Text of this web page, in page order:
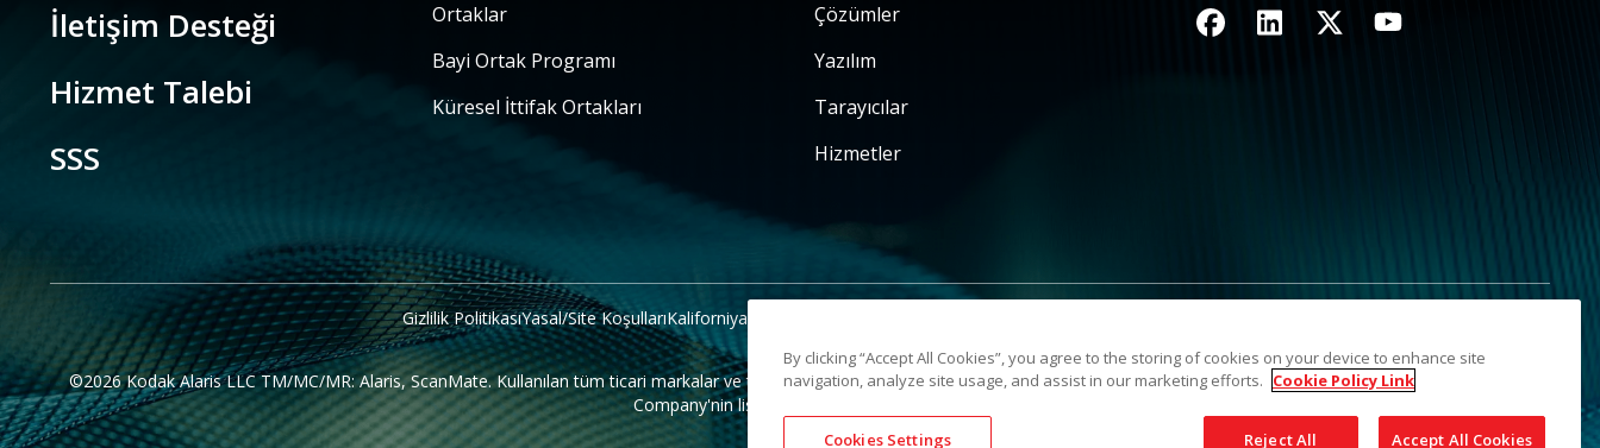
İletişim Desteği
Hizmet Talebi
SSS
Ortaklar
Bayi Ortak Programı
Küresel İttifak Ortakları
Çözümler
Yazılım
Tarayıcılar
Hizmetler
Resim Resim Resim Resim
Gizlilik PolitikasıYasal/Site KoşullarıKaliforniya Tahsilat Bildirimi
©2026 Kodak Alaris LLC TM/MC/MR: Alaris, ScanMate. Kullanılan tüm ticari markalar ve ticari isimler ilgili sahiplerinin mülkiyetindedir. Kodak ticari markası ve ticari takdim şekli Eastman Kodak
Company'nin lisansı altında kullanılmaktadır.
By clicking “Accept All Cookies”, you agree to the storing of cookies on your device to enhance site
navigation, analyze site usage, and assist in our marketing efforts. Cookie Policy Link
Cookies Settings Reject All Accept All Cookies